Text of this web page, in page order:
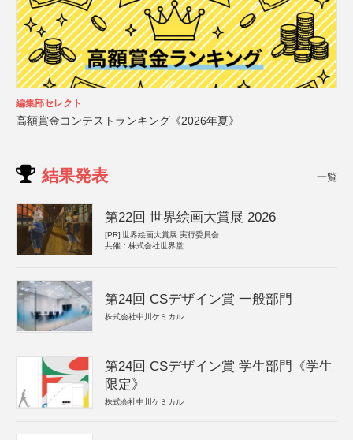
編集部セレクト
高額賞金コンテストランキング《2026年夏》
結果発表 一覧
第22回 世界絵画大賞展 2026
[PR] 世界絵画大賞展 実行委員会
共催：株式会社世界堂
第24回 CSデザイン賞 一般部門
株式会社中川ケミカル
第24回 CSデザイン賞 学生部門《学生
限定》
株式会社中川ケミカル